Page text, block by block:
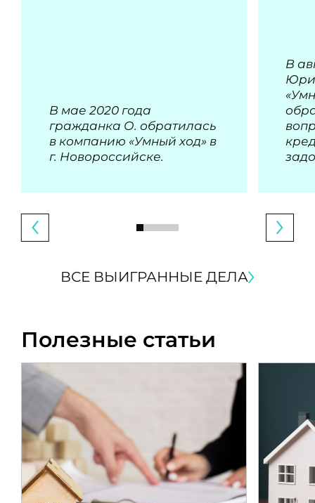
В мае 2020 года
гражданка О. обратилась
в компанию «Умный ход» в
г. Новороссийске.
В
ВСЕ ВЫИГРАННЫЕ ДЕЛА
Полезные статьи